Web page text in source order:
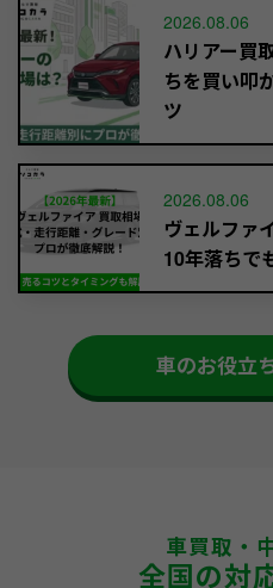
2026.08.06
ハリアー買
ちを買い叩
ツ
2026.08.06
ヴェルファ
10年落ちで
車のお役立
車買取・
全国の対